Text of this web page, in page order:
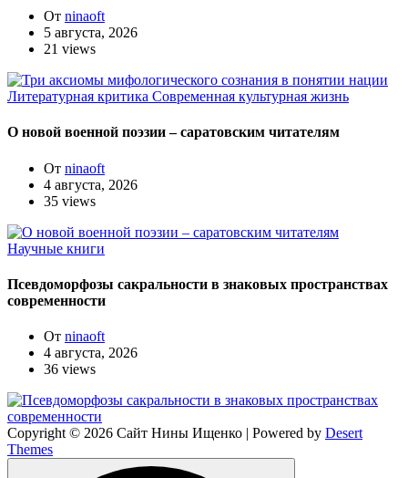
От ninaoft
5 августа, 2026
21 views
Литературная критика Современная культурная жизнь
О новой военной поэзии – саратовским читателям
От ninaoft
4 августа, 2026
35 views
Научные книги
Псевдоморфозы сакральности в знаковых пространствах
современности
От ninaoft
4 августа, 2026
36 views
Copyright © 2026 Сайт Нины Ищенко | Powered by Desert
Themes